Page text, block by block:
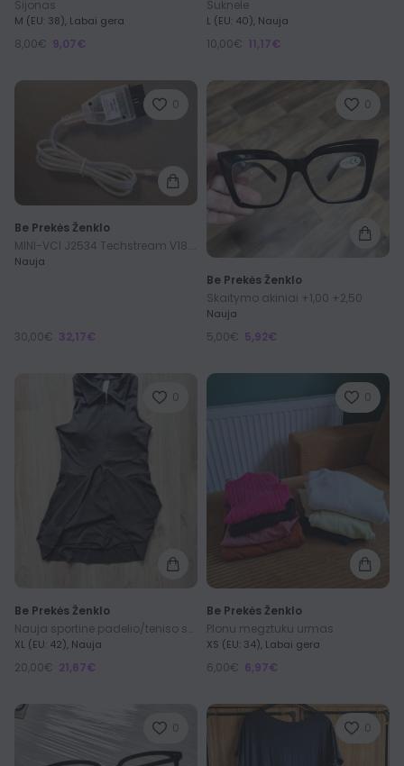
Sijonas
M (EU: 38), Labai gera
8,00€ 9,07€
Suknele
L (EU: 40), Nauja
10,00€ 11,17€
0
Be Prekės Ženklo
Nauja
30,00€ 32,17€
0
Be Prekės Ženklo
Skaitymo akiniai +1,00 +2,50
Nauja
5,00€ 5,92€
0
Be Prekės Ženklo
XL (EU: 42), Nauja
20,00€ 21,67€
0
Be Prekės Ženklo
Plonu megztuku urmas
XS (EU: 34), Labai gera
6,00€ 6,97€
0 0